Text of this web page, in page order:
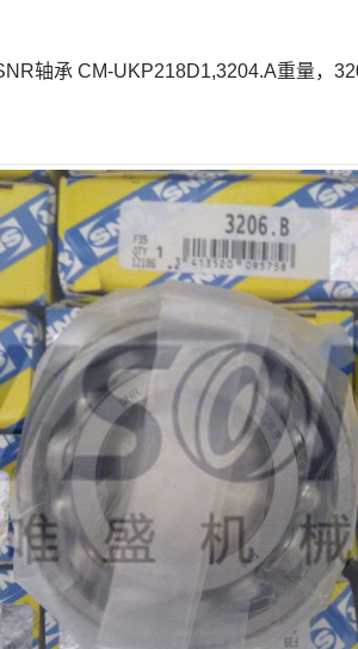
轴承 CM-UKP218D1,3204.A重量，